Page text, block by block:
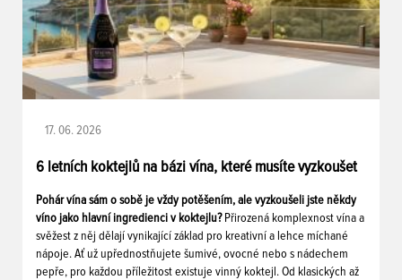
17. 06. 2026
6 letních koktejlů na bázi vína, které musíte vyzkoušet
Pohár vína sám o sobě je vždy potěšením, ale vyzkoušeli jste někdy
víno jako hlavní ingredienci v koktejlu? Přirozená komplexnost vína a
svěžest z něj dělají vynikající základ pro kreativní a lehce míchané
nápoje. Ať už upřednostňujete šumivé, ovocné nebo s nádechem
pepře, pro každou příležitost existuje vinný koktejl. Od klasických až